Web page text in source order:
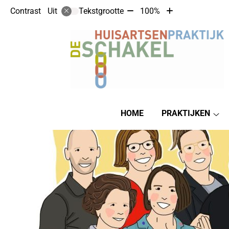
Contrast Uit Tekstgrootte Tekst
met
10%
100%
Tekst
met
10%
Hoofdmenu
HOME
PRAKTIJKEN